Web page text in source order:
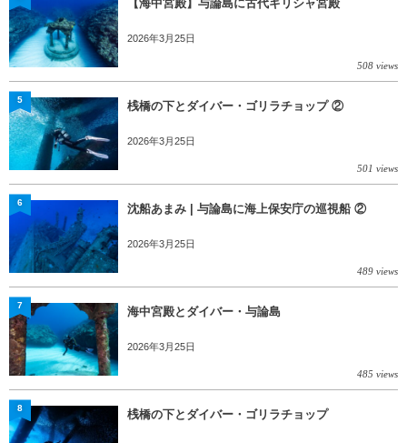
【海中宮殿】与論島に古代ギリシャ宮殿
2026年3月25日
508 views
桟橋の下とダイバー・ゴリラチョップ ②
2026年3月25日
501 views
5
沈船あまみ | 与論島に海上保安庁の巡視船 ②
2026年3月25日
489 views
6
海中宮殿とダイバー・与論島
2026年3月25日
485 views
7
桟橋の下とダイバー・ゴリラチョップ
8